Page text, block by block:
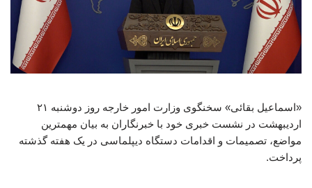
«اسماعیل بقائی» سخنگوی وزارت امور خارجه روز دوشنبه ۲۱
اردیبهشت در نشست خبری خود با خبرنگاران به بیان مهمترین
مواضع، تصمیمات و اقدامات دستگاه دیپلماسی در یک هفته گذشته
پرداخت.